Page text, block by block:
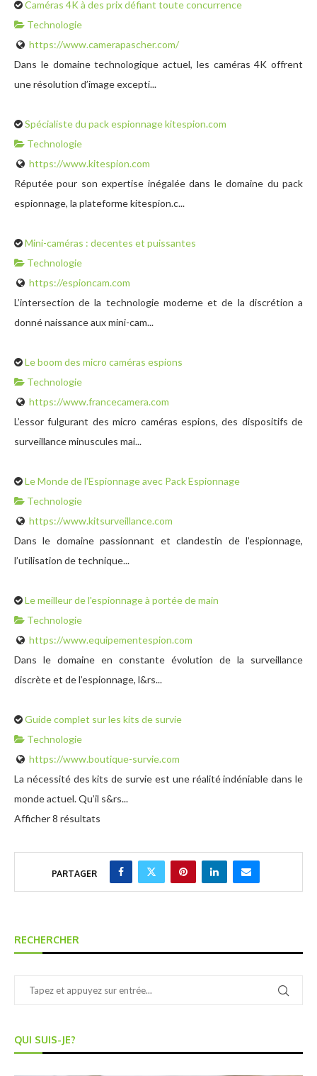
Caméras 4K à des prix défiant toute concurrence
Technologie
https://www.camerapascher.com/
Dans le domaine technologique actuel, les caméras 4K offrent
une résolution d’image excepti...
Spécialiste du pack espionnage kitespion.com
Technologie
https://www.kitespion.com
Réputée pour son expertise inégalée dans le domaine du pack
espionnage, la plateforme kitespion.c...
Mini-caméras : decentes et puissantes
Technologie
https://espioncam.com
L’intersection de la technologie moderne et de la discrétion a
donné naissance aux mini-cam...
Le boom des micro caméras espions
Technologie
https://www.francecamera.com
L’essor fulgurant des micro caméras espions, des dispositifs de
surveillance minuscules mai...
Le Monde de l'Espionnage avec Pack Espionnage
Technologie
https://www.kitsurveillance.com
Dans le domaine passionnant et clandestin de l’espionnage,
l’utilisation de technique...
Le meilleur de l'espionnage à portée de main
Technologie
https://www.equipementespion.com
Dans le domaine en constante évolution de la surveillance
discrète et de l’espionnage, l&rs...
Guide complet sur les kits de survie
Technologie
https://www.boutique-survie.com
La nécessité des kits de survie est une réalité indéniable dans le
monde actuel. Qu’il s&rs...
Afficher 8 résultats
PARTAGER
RECHERCHER
QUI SUIS-JE?